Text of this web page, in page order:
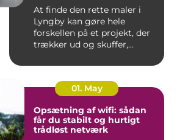
At finde den rette maler i
Lyngby kan gøre hele
forskellen på et projekt, der
trækker ud og skuffer,...
01. May
Opsætning af wifi: sådan
får du stabilt og hurtigt
trådløst netværk